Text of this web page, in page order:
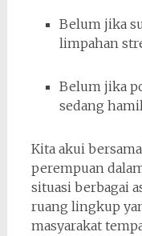
Belum jika
limpahan
Belum jika
sedang
Kita akui
perempuan
situasi berbagai
ruang lingkup
masyarakat